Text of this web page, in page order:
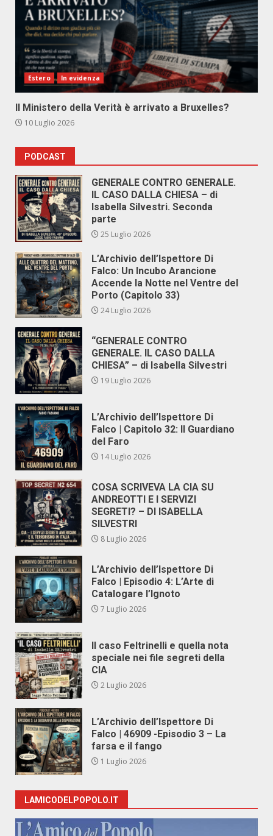
Estero In evidenza
Il Ministero della Verità è arrivato a Bruxelles?
10 Luglio 2026
PODCAST
GENERALE CONTRO GENERALE.
IL CASO DALLA CHIESA – di
Isabella Silvestri. Seconda
parte
25 Luglio 2026
L’Archivio dell’Ispettore Di
Falco: Un Incubo Arancione
Accende la Notte nel Ventre del
Porto (Capitolo 33)
24 Luglio 2026
“GENERALE CONTRO
GENERALE. IL CASO DALLA
CHIESA” – di Isabella Silvestri
19 Luglio 2026
L’Archivio dell’Ispettore Di
Falco | Capitolo 32: Il Guardiano
del Faro
14 Luglio 2026
COSA SCRIVEVA LA CIA SU
ANDREOTTI E I SERVIZI
SEGRETI? – DI ISABELLA
SILVESTRI
8 Luglio 2026
L’Archivio dell’Ispettore Di
Falco | Episodio 4: L’Arte di
Catalogare l’Ignoto
7 Luglio 2026
Il caso Feltrinelli e quella nota
speciale nei file segreti della
CIA
2 Luglio 2026
L’Archivio dell’Ispettore Di
Falco | 46909 -Episodio 3 – La
farsa e il fango
1 Luglio 2026
LAMICODELPOPOLO.IT